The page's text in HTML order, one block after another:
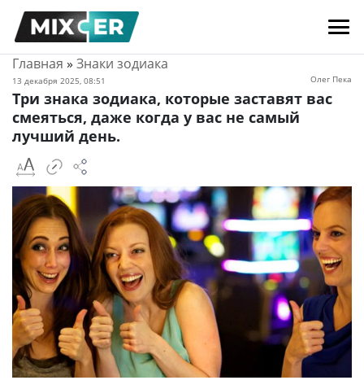
Главная » Знаки зодиака
13 декабря 2025, 08:51 Олег Пека
Три знака зодиака, которые заставят вас
смеяться, даже когда у вас не самый
лучший день.